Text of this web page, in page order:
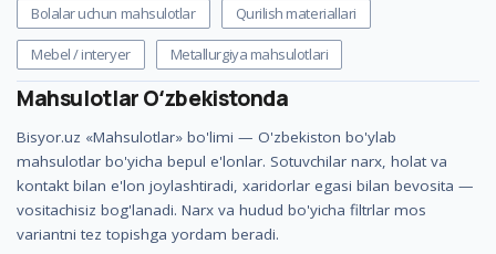
Bolalar uchun mahsulotlar Qurilish materiallari
Mebel / interyer Metallurgiya mahsulotlari
MahsulotlarOʻzbekistonda
Bisyor.uz «Mahsulotlar» bo'limi — O'zbekiston bo'ylab
mahsulotlar bo'yicha bepul e'lonlar. Sotuvchilar narx, holat va
kontakt bilan e'lon joylashtiradi, xaridorlar egasi bilan bevosita —
vositachisiz bog'lanadi. Narx va hudud bo'yicha filtrlar mos
variantni tez topishga yordam beradi.